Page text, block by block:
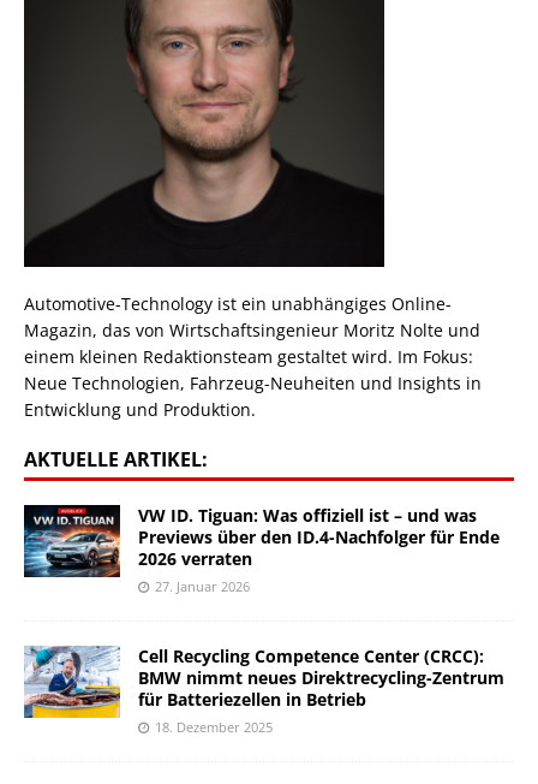
Automotive-Technology ist ein unabhängiges Online-
Magazin, das von Wirtschaftsingenieur Moritz Nolte und
einem kleinen Redaktionsteam gestaltet wird. Im Fokus:
Neue Technologien, Fahrzeug-Neuheiten und Insights in
Entwicklung und Produktion.
AKTUELLE ARTIKEL:
VW ID. Tiguan: Was offiziell ist – und was
Previews über den ID.4-Nachfolger für Ende
2026 verraten
27. Januar 2026
Cell Recycling Competence Center (CRCC):
BMW nimmt neues Direktrecycling-Zentrum
für Batteriezellen in Betrieb
18. Dezember 2025